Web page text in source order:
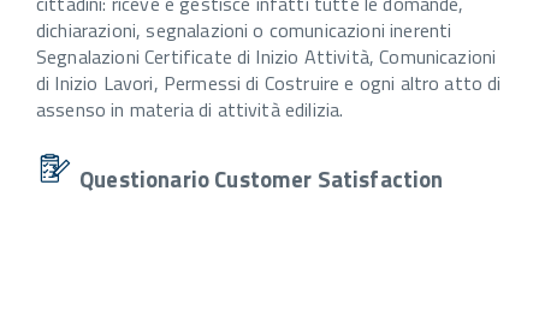
dichiarazioni, segnalazioni o comunicazioni inerenti
Segnalazioni Certificate di Inizio Attività, Comunicazioni
di Inizio Lavori, Permessi di Costruire e ogni altro atto di
assenso in materia di attività edilizia.
Questionario Customer Satisfaction